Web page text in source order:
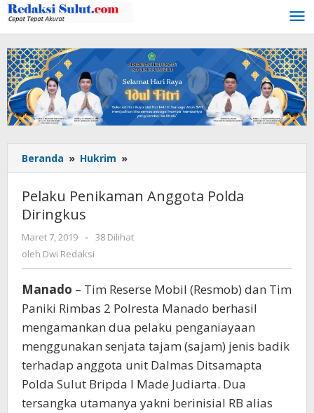
Lewati
ke
konten
Beranda » Hukrim »
Penikaman
Polda
Pelaku Penikaman Anggota Polda
Diringkus
Maret 7, 2019
oleh
Dwi
-
38 Dilihat
oleh Dwi Redaksi
Manado – Tim Reserse Mobil (Resmob) dan Tim
Paniki Rimbas 2 Polresta Manado berhasil
mengamankan dua pelaku penganiayaan
menggunakan senjata tajam (sajam) jenis badik
terhadap anggota unit Dalmas Ditsamapta
Polda Sulut Bripda I Made Judiarta. Dua
tersangka utamanya yakni berinisial RB alias